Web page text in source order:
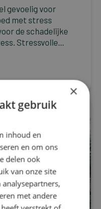
gevoelig voor
met stress
de schadelijke
Stressvolle...
×
gebruik
inhoud en
en om ons
delen ook
van onze site
met andere